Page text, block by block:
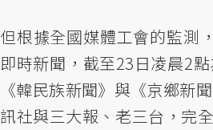
但根據全國媒體工會的監測
即時新聞，截至23日凌晨2
《韓民族新聞》與《京鄉新
訊社與三大報、老三台，完